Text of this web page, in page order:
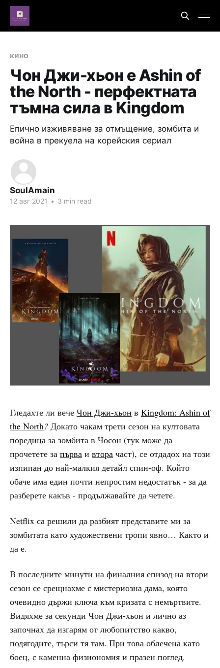
кино
Чон Джи-хьон е Ashin of
the North - перфектната
тъмна сила в Kingdom
Епично изживяване за отмъщение, зомбита и
война в прекуела на корейския сериал
SoulAmain
12 авг 2021 • 3 min read
Гледахте ли вече Чон Джи-хьон в Kingdom: Ashin of
the North? Докато чакам трети сезон на култовата
поредица за зомбита в Чосон (тук може да
прочетете за първа и втора част), се отдадох на този
изпипан до най-малкия детайл спин-оф. Който
обаче има един почти непростим недостатък - за да
разберете какъв - продължавайте да четете.
Netflix са решили да разбият представите ми за
зомбитата като художествени тропи явно… Както и
да е.
В последните минути на финалния епизод на втори
сезон се срещнахме с мистериозна дама, която
очевидно държи ключа към кризата с немъртвите.
Видяхме за секунди Чон Джи-хьон и лично аз
започнах да изгарям от любопитство какво,
подягодите, търси тя там. При това облечена като
боец, с каменна физиономия и празен поглед.